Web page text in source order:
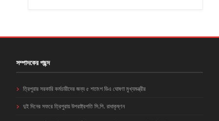
সম্পাদকের পছন্দ
ত্রিপুরার সরকারি কর্মচারীদের জন্য ৫ শতাংশ ডিএ ঘোষণা মুখ্যমন্ত্রীর
দুই দিনের সফরে ত্রিপুরায় উপরাষ্ট্রপতি সি.পি. রাধাকৃষ্ণন